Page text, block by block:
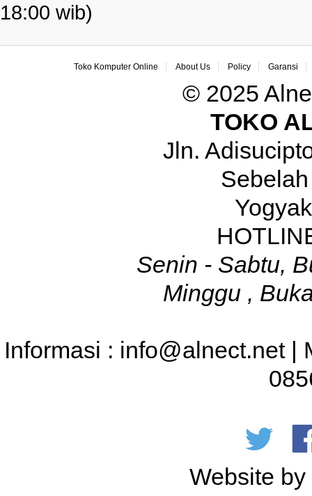
18:00 wib)
Toko Komputer Online About Us Policy Garansi
© 2025
TOKO
Jln.
Senin - Sabtu,
Minggu ,
Informasi : info@alnect.net |
Website by